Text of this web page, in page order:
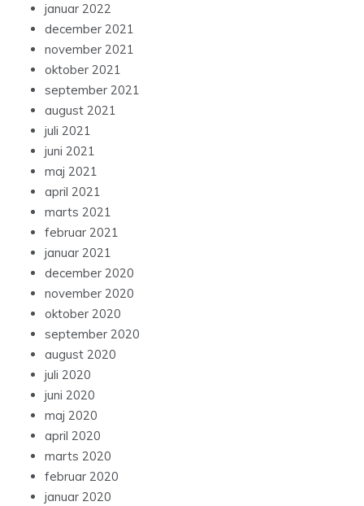
januar 2022
december 2021
november 2021
oktober 2021
september 2021
august 2021
juli 2021
juni 2021
maj 2021
april 2021
marts 2021
februar 2021
januar 2021
december 2020
november 2020
oktober 2020
september 2020
august 2020
juli 2020
juni 2020
maj 2020
april 2020
marts 2020
februar 2020
januar 2020